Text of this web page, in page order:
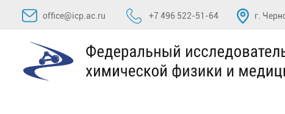
Перейти
содержимому
office@icp.ac.ru +7 496 522-51-64 г.